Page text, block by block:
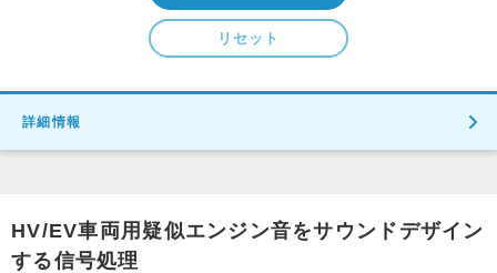
リセット
詳細情報
HV/EV車両用疑似エンジン音をサウンドデザイン
する信号処理